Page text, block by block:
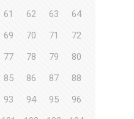
61 62 63
64
69 70 71
72
77 78 79
80
85 86 87
88
93 94 95
96